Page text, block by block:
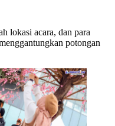
lokasi acara, dan para
potongan